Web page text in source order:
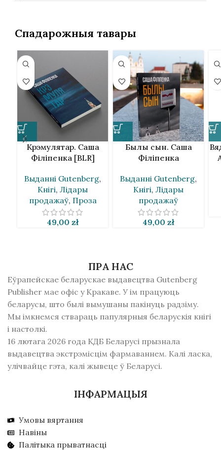
Спадарожныя тавары
Крэмулятар. Саша
Філіпенка [BLR]
Выданнi Gutenberg,
Кнігі, Лідары
продажаў, Проза
49,00 zł
Былы сын. Саша
Філіпенка
Выданнi Gutenberg,
Кнігі, Лідары
продажаў
49,00 zł
ПРА НАС
Еўрапейскае беларускае выдавецтва Gutenberg
Publisher мае офіс у Кракаве. У ім працуюць
беларусы, што былі вымушаны пакінуць радзiму.
Мы імкнемся ствараць папулярныя беларускія кнігі
і настолкі.
16 лютага 2026 года КДБ Беларусі прызнала
выдавецтва экстрэмісцім фармаваннем. Калі ласка,
улічвайце гэта, калі жывеце ў Беларусі.
ІНФАРМАЦЫЯ
Умовы вяртання
Навіны
Палітыка прыватнасці